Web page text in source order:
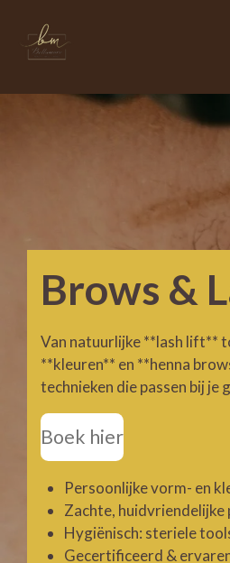
direct
naar
hoofdinhoud
Brows &
Van natuurlijke **lash lift**
**kleuren** en **henna
technieken die passen bij je
Boek hier
Persoonlijke vorm- en
Zachte, huidvriendelijke
Hygiënisch: steriele
Gecertificeerd &